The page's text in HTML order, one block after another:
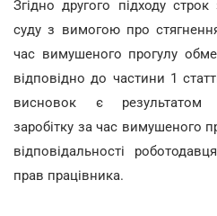
Згідно другого підходу
суду з вимогою про
час вимушеного прогулу
відповідно до частини 1
висновок є результатом
заробітку за час вимушеного
відповідальності
прав працівника.